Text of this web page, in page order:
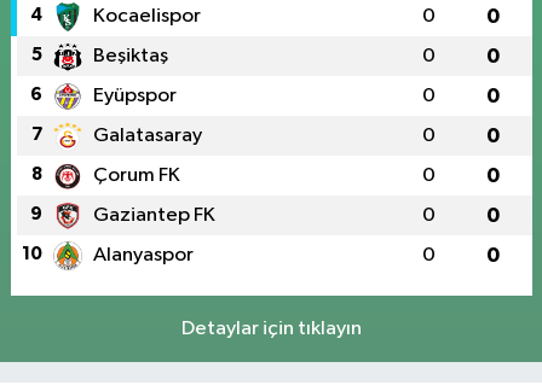
4 Kocaelispor 0 0
5 Beşiktaş 0 0
6 Eyüpspor 0 0
7 Galatasaray 0 0
8 Çorum FK 0 0
9 Gaziantep FK 0 0
10 Alanyaspor 0 0
Detaylar için tıklayın